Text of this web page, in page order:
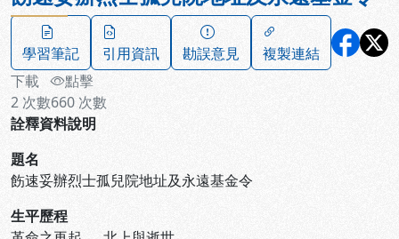
學習筆記 引用資訊 勘誤意見
複製連結
下載
2 次數
點擊
660 次數
詮釋資料說明
題名
飭速妥辦烈士孤兒院地址及永遠基金令
生平歷程